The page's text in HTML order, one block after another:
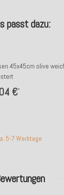
passt dazu:
45x45cm olive
€*
5-7 Werktage